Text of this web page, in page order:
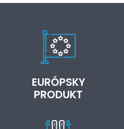
EURÓPSKY
PRODUKT